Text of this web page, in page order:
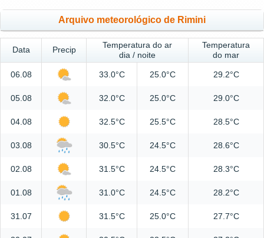
Arquivo meteorológico de Rimini
Data Precip
Temperatura do ar
dia / noite
Temperatura
do mar
06.08 33.0°C 25.0°C 29.2°C
05.08 32.0°C 25.0°C 29.0°C
04.08 32.5°C 25.5°C 28.5°C
03.08 30.5°C 24.5°C 28.6°C
02.08 31.5°C 24.5°C 28.3°C
01.08 31.0°C 24.5°C 28.2°C
31.07 31.5°C 25.0°C 27.7°C